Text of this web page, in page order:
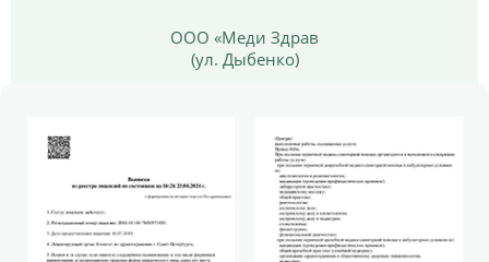
ООО «Меди Здрав
(ул. Дыбенко)